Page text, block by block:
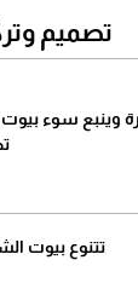
تصميم
وينبع سوء
تتنوع بيوت